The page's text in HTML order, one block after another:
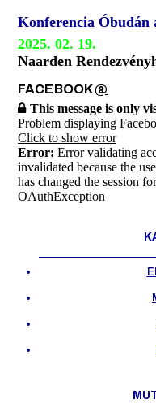
Konferencia
2025. 02. 19.
Naarden
FACEBOOK@
This message is only
Problem displaying
Click to show error
Error: Error validating
invalidated because the
has changed the session
OAuthException